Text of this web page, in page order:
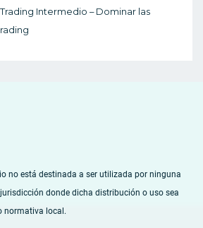
tus salidas cuando operas
– Primeras monedas
2009)
de las monedas digitales
de las Monedas Digitales
– Concepto de poseer
Intermedio – Dominar las
no está destinada a ser utilizada por ninguna
donde dicha distribución o uso sea
normativa local.